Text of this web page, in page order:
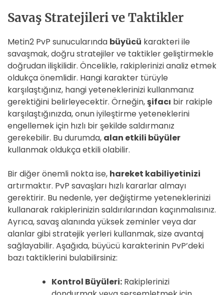
Savaş Stratejileri ve Taktikler
Metin2 PvP sunucularında büyücü karakteri ile
savaşmak, doğru stratejiler ve taktikler geliştirmekle
doğrudan ilişkilidir. Öncelikle, rakiplerinizi analiz etmek
oldukça önemlidir. Hangi karakter türüyle
karşılaştığınız, hangi yeteneklerinizi kullanmanız
gerektiğini belirleyecektir. Örneğin,şifacı bir rakiple
karşılaştığınızda, onun iyileştirme yeteneklerini
engellemek için hızlı bir şekilde saldırmanız
gerekebilir. Bu durumda, alan etkili büyüler
kullanmak oldukça etkili olabilir.
Bir diğer önemli nokta ise, hareket kabiliyetinizi
artırmaktır. PvP savaşları hızlı kararlar almayı
gerektirir. Bu nedenle, yer değiştirme yeteneklerinizi
kullanarak rakiplerinizin saldırılarından kaçınmalısınız.
Ayrıca, savaş alanında yüksek zeminler veya dar
alanlar gibi stratejik yerleri kullanmak, size avantaj
sağlayabilir. Aşağıda, büyücü karakterinin PvP’deki
bazı taktiklerini bulabilirsiniz:
Kontrol Büyüleri: Rakiplerinizi